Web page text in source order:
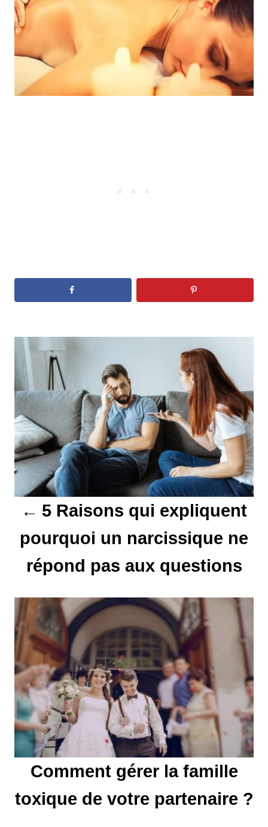
N
a
v
i
g
a
t
o
e
l
’
a
r
t
c
5 Raisons qui expliquent
pourquoi un narcissique ne
répond pas aux questions
Comment gérer la famille
toxique de votre partenaire ?